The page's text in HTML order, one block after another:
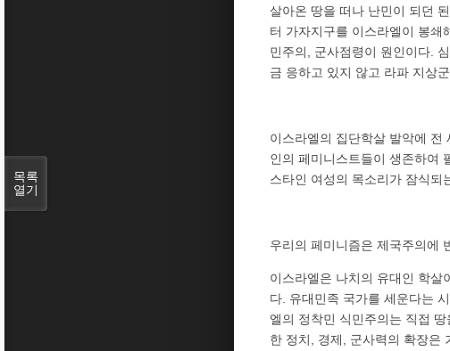
살아온 땅을 떠나 난민이 되던
터 가자지구를 이스라엘이 봉쇄
민주의, 군사점령이 원인이다.
금 응하고 있지 않고 라파 지상
이스라엘의 집단학살 발악에 전
인의 페미니스트들이 생존하여
스타인 여성의 목소리가 잠식되
우리의 페미니즘은 제국주의에
이스라엘은 나치의 유대인 학살
다. 유대민족 국가를 세운다는
엘의 정착민 식민주의는 직접
한 정치, 경제, 군사력의 확장은
목록
열기